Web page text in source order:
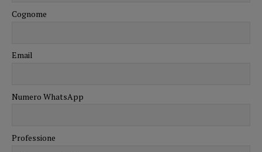
Cognome
Email
Numero WhatsApp
Professione